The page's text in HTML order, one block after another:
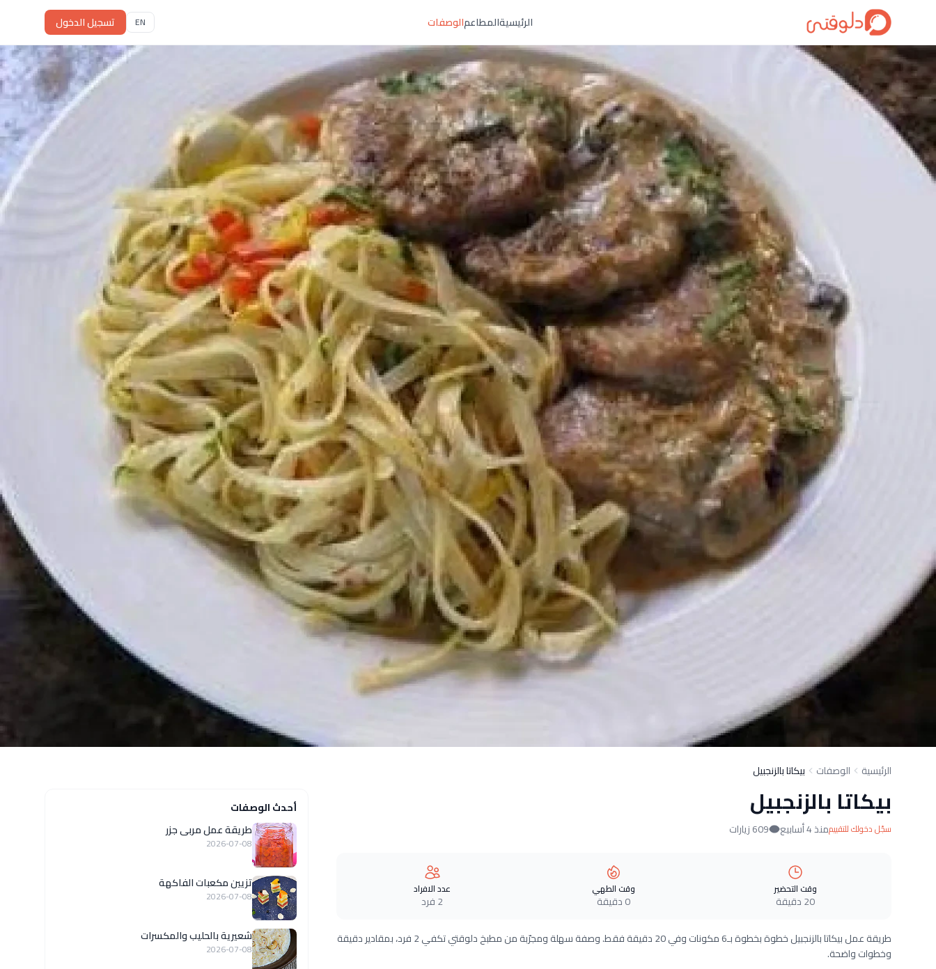
الرئيسيةالمطاعمالوصفات EN تسجيل الدخول
الرئيسية الوصفات بيكاتا بالزنجبيل
بيكاتا بالزنجبيل
سجّل دخولك للتقييممنذ 4 أسابيع 609 زيارات
وقت التحضير
20 دقيقة
وقت الطهي
0 دقيقة
عدد الافراد
2 فرد
طريقة عمل بيكاتا بالزنجبيل خطوة بخطوة بـ6 مكونات وفي 20 دقيقة فقط. وصفة سهلة ومجرّبة من مطبخ دلوقتي تكفي 2 فرد، بمقادير دقيقة
وخطوات واضحة.
أحدث الوصفات
طريقة عمل مربى جزر
2026-07-08
تزيين مكعبات الفاكهة
2026-07-08
شعيرية بالحليب والمكسرات
2026-07-08